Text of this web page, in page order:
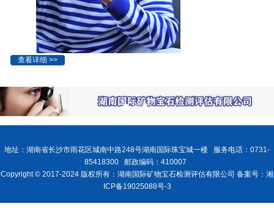
查看详细 >>
地址：湖南省长沙市雨花区城南中路248号湖南国际珠宝城一楼 服务电话：0731-
85418300 邮政编码：410007
Copyright © 2017-2024 版权所有：湖南国际矿物宝石检测评估有限公司 备案号：湘
ICP备19025088号-3